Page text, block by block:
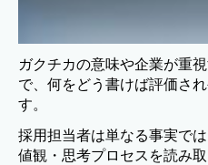
ガクチカの意味や企業が重
で、何をどう書けば評価さ
す。
採用担当者は単なる事実で
値観・思考プロセスを読み取